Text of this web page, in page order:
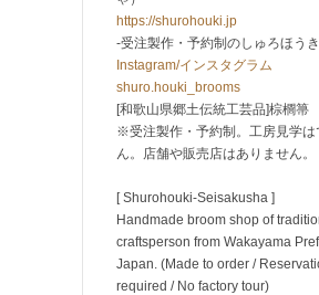
https://shurohouki.jp
-受注製作・予約制のしゅろほう
Instagram/インスタグラム
shuro.houki_brooms
[和歌山県郷土伝統工芸品]棕櫚箒
※受注製作・予約制。工房見学は
ん。店舗や販売店はありません。
[ Shurohouki-Seisakusha ]
Handmade broom shop of
craftsperson from Wakayama
Japan. (Made to order /
required / No factory tour)